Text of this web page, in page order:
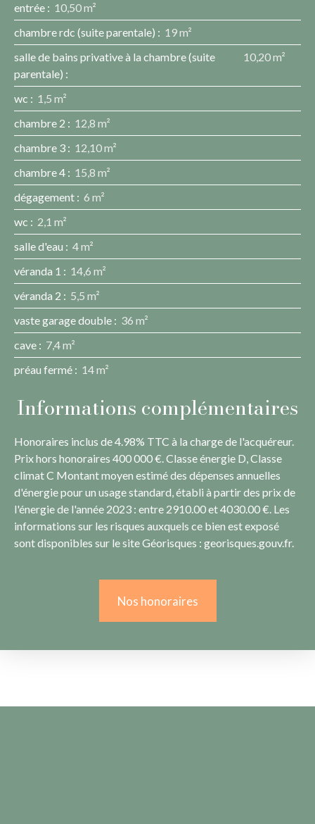
entrée : 10,50 m²
chambre rdc (suite parentale) : 19 m²
salle de bains privative à la chambre (suite
parentale) :
10,20 m²
wc : 1,5 m²
chambre 2 : 12,8 m²
chambre 3 : 12,10 m²
chambre 4 : 15,8 m²
dégagement : 6 m²
wc : 2,1 m²
salle d'eau : 4 m²
véranda 1 : 14,6 m²
véranda 2 : 5,5 m²
vaste garage double : 36 m²
cave : 7,4 m²
préau fermé : 14 m²
Informations complémentaires
Honoraires inclus de 4.98% TTC à la charge de l'acquéreur.
Prix hors honoraires 400 000 €. Classe énergie D, Classe
climat C Montant moyen estimé des dépenses annuelles
d'énergie pour un usage standard, établi à partir des prix de
l'énergie de l'année 2023 : entre 2910.00 et 4030.00 €. Les
informations sur les risques auxquels ce bien est exposé
sont disponibles sur le site Géorisques : georisques.gouv.fr.
Nos honoraires